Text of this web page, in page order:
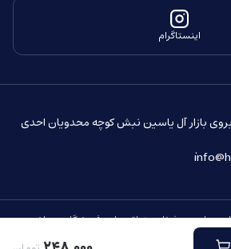
اینستاگرام
بازار آل یاسین نبش کوچه محدویان احدی
سایت محفوظ و متعلق به این فروشگاه می باشد.
شده توسط